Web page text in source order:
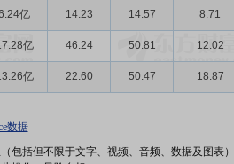
亿 14.23 14.57 8.71
亿 46.24 50.81 12.02
亿 22.60 50.47 18.87
数据
包括但不限于文字、视频、音频、数据及图表